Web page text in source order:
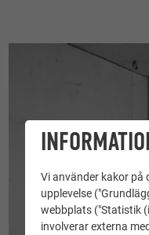
Vi använder kakor
upplevelse
webbplats ("Statistik
involverar externa